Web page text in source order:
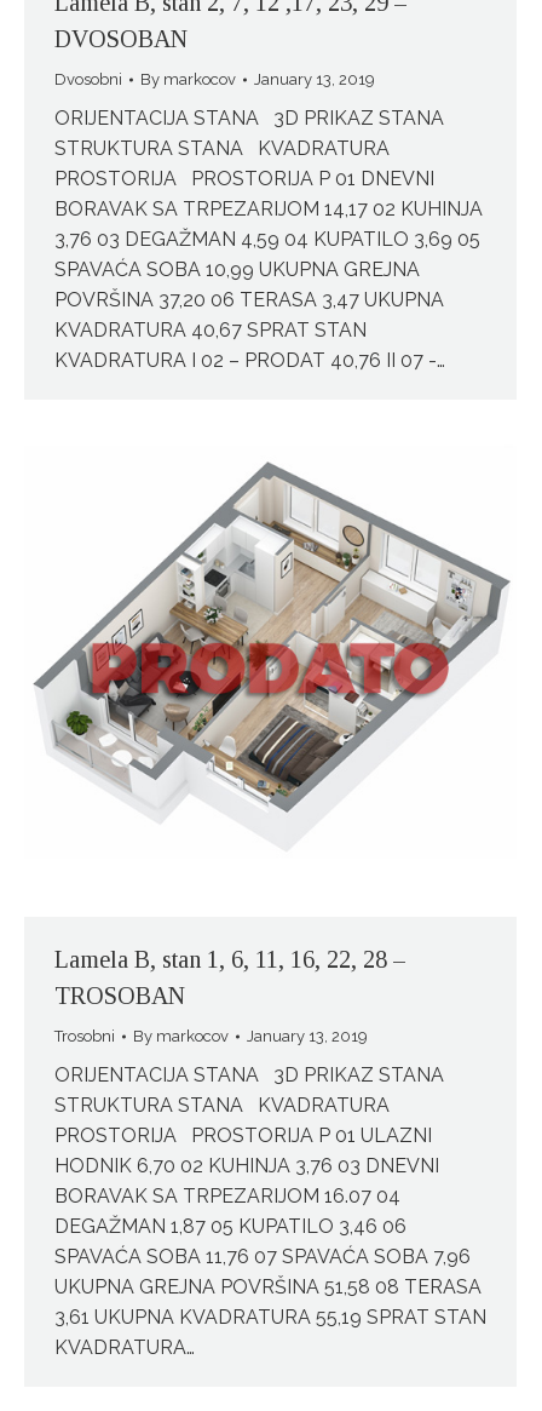
DVOSOBAN
Dvosobni By markocov January 13, 2019
ORIJENTACIJA STANA 3D PRIKAZ STANA
STRUKTURA STANA KVADRATURA
PROSTORIJA PROSTORIJA P 01 DNEVNI
BORAVAK SA TRPEZARIJOM 14,17 02 KUHINJA
3,76 03 DEGAŽMAN 4,59 04 KUPATILO 3,69 05
SPAVAĆA SOBA 10,99 UKUPNA GREJNA
POVRŠINA 37,20 06 TERASA 3,47 UKUPNA
KVADRATURA 40,67 SPRAT STAN
KVADRATURA I 02 – PRODAT 40,76 II 07 -…
Lamela B, stan 1, 6, 11, 16, 22, 28 –
TROSOBAN
Trosobni By markocov January 13, 2019
ORIJENTACIJA STANA 3D PRIKAZ STANA
STRUKTURA STANA KVADRATURA
PROSTORIJA PROSTORIJA P 01 ULAZNI
HODNIK 6,70 02 KUHINJA 3,76 03 DNEVNI
BORAVAK SA TRPEZARIJOM 16.07 04
DEGAŽMAN 1,87 05 KUPATILO 3,46 06
SPAVAĆA SOBA 11,76 07 SPAVAĆA SOBA 7,96
UKUPNA GREJNA POVRŠINA 51,58 08 TERASA
3,61 UKUPNA KVADRATURA 55,19 SPRAT STAN
KVADRATURA…